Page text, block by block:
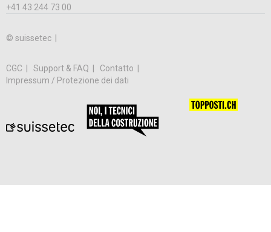
+41 43 244 73 00
© suissetec |
CGC Support & FAQ
Contatto
Impressum / Protezione dei dati